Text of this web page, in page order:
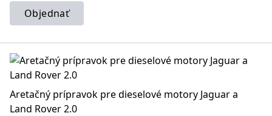
Objednať
Aretačný prípravok pre dieselové motory Jaguar a
Land Rover 2.0